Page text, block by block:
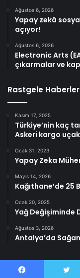
Ağustos 6, 2026
Yapay zekâ
açıyor!
Ağustos 6, 2026
Electronic Arts
çıkarmalar ve
Rastgele Haberler
Kasım 17, 2025
Türkiye’nin kaç
Askeri kargo
Ocak 31, 2023
Yapay Zeka
Mayıs 14, 2026
Kağıthane’de 25
Ocak 20, 2025
Yağ Değişiminde
Ağustos 3, 2026
Antalya’da